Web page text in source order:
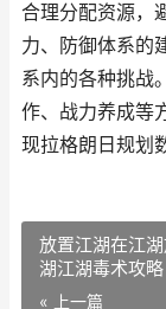
合理分配资源，
力、防御体系的
系内的各种挑战
作、战力养成等
现拉格朗日规划
放置江湖在江
湖江湖毒术攻略
« 上一篇